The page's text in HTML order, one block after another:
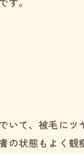
いて、被毛にツ
状態もよく観